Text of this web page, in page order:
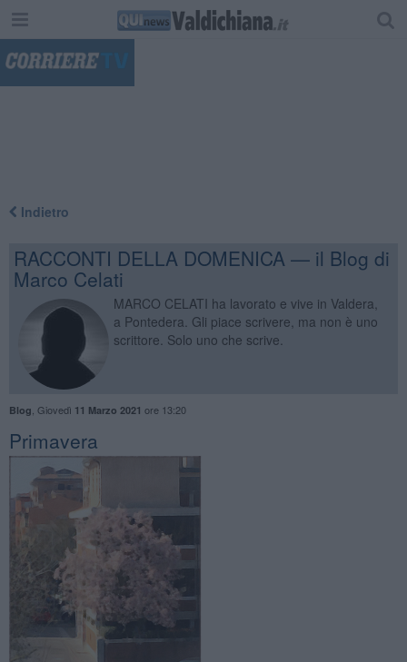
Indietro
RACCONTI DELLA DOMENICA — il Blog di
Marco Celati
MARCO CELATI ha lavorato e vive in Valdera,
a Pontedera. Gli piace scrivere, ma non è uno
scrittore. Solo uno che scrive.
Blog Giovedì 11 Marzo 2021 ore 13:20
Primavera